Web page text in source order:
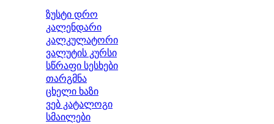
ზუსტი დრო
კალენდარი
კალკულატორი
ვალუტის კურსი
სწრაფი სესხები
თარგმნა
ცხელი ხაზი
ვებ კატალოგი
სმაილები